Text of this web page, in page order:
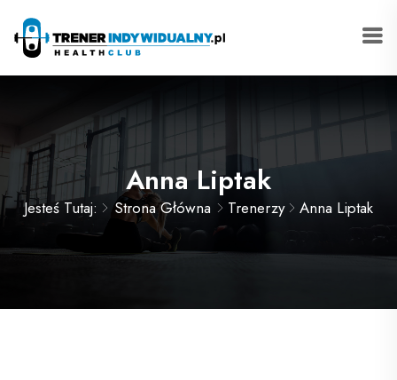
Anna Liptak
Jesteś Tutaj: Strona Główna Trenerzy Anna Liptak